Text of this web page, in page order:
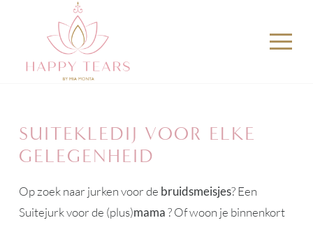
SUITEKLEDIJ VOOR ELKE
GELEGENHEID
Op zoek naar jurken voor de bruidsmeisjes? Een
Suitejurk voor de (plus)mama? Of woon je binnenkort